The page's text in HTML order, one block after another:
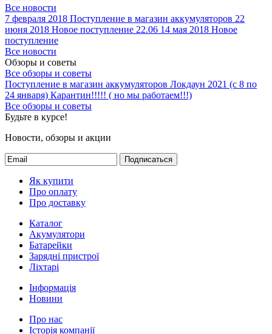
Все новости
7 февраля 2018 Поступление в магазин аккумуляторов 22
июня 2018 Новое поступление 22.06 14 мая 2018 Новое
поступление
Все новости
Обзоры и советы
Все обзоры и советы
Поступление в магазин аккумуляторов Локдаун 2021 (с 8 по
24 января) Карантин!!!!! ( но мы работаем!!!)
Все обзоры и советы
Будьте в курсе!
Новости, обзоры и акции
Подписаться
Як купити
Про оплату
Про доставку
Каталог
Акумулятори
Батарейки
Зарядні пристрої
Ліхтарі
Інформація
Новини
Про нас
Історія компанії